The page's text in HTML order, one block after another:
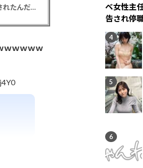
【悲報】彼女「ごめん！俺くんの貯金、情報商材に使っちゃった」→…問い詰めたらギャン泣きされたんだが俺が悪いのか？
ｗｗｗｗｗ
ベ女性主
告され停